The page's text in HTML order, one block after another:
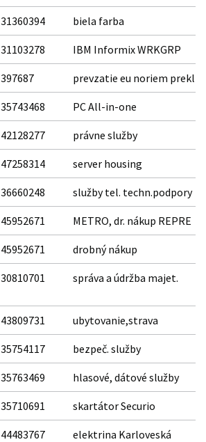
31360394 biela farba
31103278 IBM Informix WRKGRP
397687 prevzatie eu noriem prekl
35743468 PC All-in-one
42128277 právne služby
47258314 server housing
36660248 služby tel. techn.podpory
45952671 METRO, dr. nákup REPRE
45952671 drobný nákup
30810701 správa a údržba majet.
43809731 ubytovanie,strava
35754117 bezpeč. služby
35763469 hlasové, dátové služby
35710691 skartátor Securio
44483767 elektrina Karloveská